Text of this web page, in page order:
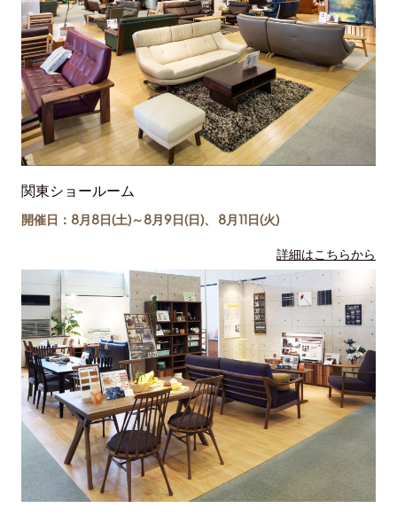
関東ショールーム
開催日：8月8日(土)～8月9日(日)、 8月11日(火)
詳細はこちらから